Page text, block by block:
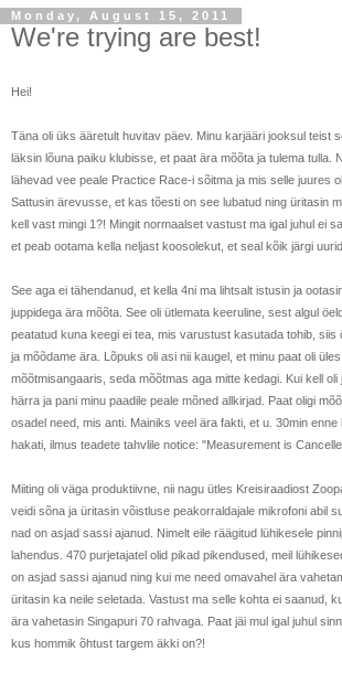
Monday, August 15, 2011
We're trying are best!
Hei!
Täna oli üks ääretult huvitav päev. Minu karjääri jooksul teist
läksin lõuna paiku klubisse, et paat ära mõõta ja tulema tulla.
lähevad vee peale Practice Race-i sõitma ja mis selle juures
Sattusin ärevusse, et kas tõesti on see lubatud ning üritasin
kell vast mingi 1?! Mingit normaalset vastust ma igal juhul ei
et peab ootama kella neljast koosolekut, et seal kõik järgi
See aga ei tähendanud, et kella 4ni ma lihtsalt istusin ja
juppidega ära mõõta. See oli ütlemata keeruline, sest algul
peatatud kuna keegi ei tea, mis varustust kasutada tohib, siis
ja mõõdame ära. Lõpuks oli asi nii kaugel, et minu paat oli
mõõtmisangaaris, seda mõõtmas aga mitte kedagi. Kui kell oli
härra ja pani minu paadile peale mõned allkirjad. Paat oligi
osadel need, mis anti. Mainiks veel ära fakti, et u. 30min enne
hakati, ilmus teadete tahvlile notice: "Measurement is
Miiting oli väga produktiivne, nii nagu ütles Kreisiraadiost
veidi sõna ja üritasin võistluse peakorraldajale mikrofoni abil
nad on asjad sassi ajanud. Nimelt eile räägitud lühikesele
lahendus. 470 purjetajatel olid pikad pikendused, meil
on asjad sassi ajanud ning kui me need omavahel ära
üritasin ka neile seletada. Vastust ma selle kohta ei saanud,
ära vahetasin Singapuri 70 rahvaga. Paat jäi mul igal juhul
kus hommik õhtust targem äkki on?!